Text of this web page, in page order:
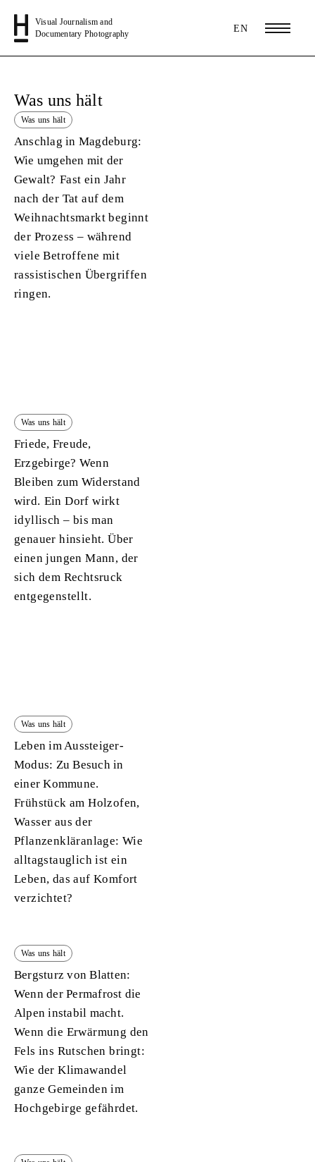
Visual Journalism and
Documentary Photography
EN
Was uns hält
Was uns hält
Anschlag in Magdeburg:
Wie umgehen mit der
Gewalt? Fast ein Jahr
nach der Tat auf dem
Weihnachtsmarkt beginnt
der Prozess – während
viele Betroffene mit
rassistischen Übergriffen
ringen.
Was uns hält
Friede, Freude,
Erzgebirge? Wenn
Bleiben zum Widerstand
wird. Ein Dorf wirkt
idyllisch – bis man
genauer hinsieht. Über
einen jungen Mann, der
sich dem Rechtsruck
entgegenstellt.
Was uns hält
Leben im Aussteiger-
Modus: Zu Besuch in
einer Kommune.
Frühstück am Holzofen,
Wasser aus der
Pflanzenkläranlage: Wie
alltagstauglich ist ein
Leben, das auf Komfort
verzichtet?
Was uns hält
Bergsturz von Blatten:
Wenn der Permafrost die
Alpen instabil macht.
Wenn die Erwärmung den
Fels ins Rutschen bringt:
Wie der Klimawandel
ganze Gemeinden im
Hochgebirge gefährdet.